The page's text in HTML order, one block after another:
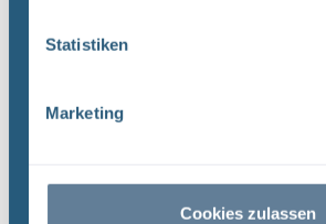
Statistiken
Marketing
Cookies zulassen
1
Sortieren nach